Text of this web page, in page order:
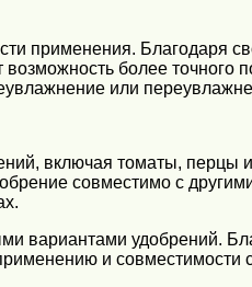
применения. Благодаря
более точного
или
включая томаты, перцы
совместимо с
вариантами удобрений.
и совместимости